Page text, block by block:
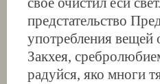
предстательство
употребления
Закхея,
радуйся, яко многи